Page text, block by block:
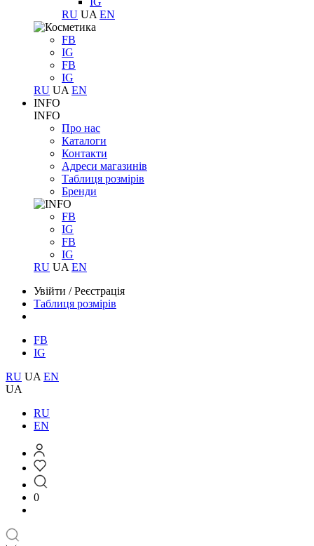
RU UA EN
FB
IG
FB
IG
RU UA EN
INFO
INFO
Про нас
Каталоги
Контакти
Адреси магазинів
Таблиця розмірів
Бренди
FB
IG
FB
IG
RU UA EN
Увійти /Реєстрація
Таблиця розмірів
FB
IG
RU UA EN
UA
RU
EN
0